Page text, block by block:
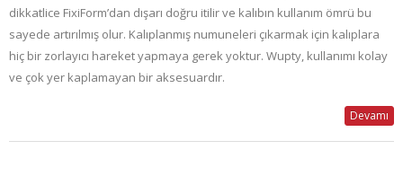
dikkatlice FixiForm’dan dışarı doğru itilir ve kalıbın kullanım ömrü bu
sayede artırılmış olur. Kalıplanmış numuneleri çıkarmak için kalıplara
hiç bir zorlayıcı hareket yapmaya gerek yoktur. Wupty, kullanımı kolay
ve çok yer kaplamayan bir aksesuardır.
Devamı